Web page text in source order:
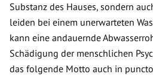
Substanz des Hauses, sondern
leiden bei einem unerwarteten
kann eine andauernde
Schädigung der menschlichen
das folgende Motto auch in